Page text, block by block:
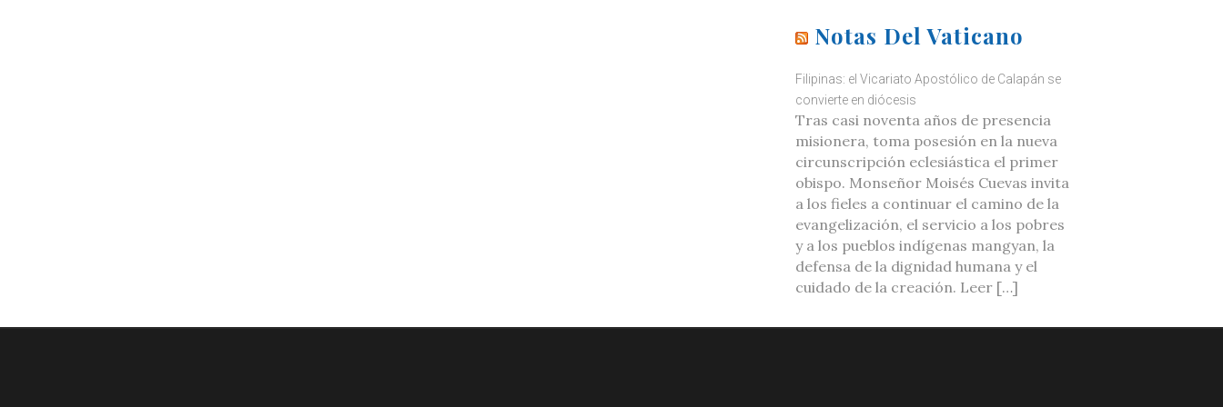
Notas Del Vaticano
Filipinas: el Vicariato Apostólico de Calapán se
convierte en diócesis
Tras casi noventa años de presencia
misionera, toma posesión en la nueva
circunscripción eclesiástica el primer
obispo. Monseñor Moisés Cuevas invita
a los fieles a continuar el camino de la
evangelización, el servicio a los pobres
y a los pueblos indígenas mangyan, la
defensa de la dignidad humana y el
cuidado de la creación. Leer […]